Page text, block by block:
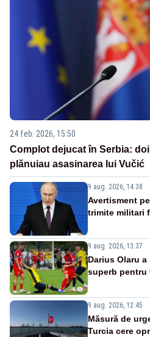
24 feb. 2026, 15:50
Complot dejucat în Serbia:
plănuiau asasinarea lui Vučić
9 aug. 2026, 14:38
Avertisment
trimite militari
9 aug. 2026, 13:37
Darius Olaru
superb pentru
9 aug. 2026, 12:45
Măsură de
Turcia cere